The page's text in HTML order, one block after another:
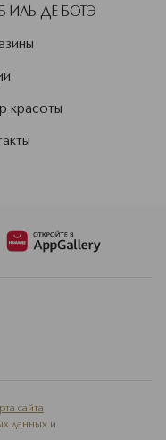
ИЛЬ ДЕ БОТЭ
красоты
сайта
данных и